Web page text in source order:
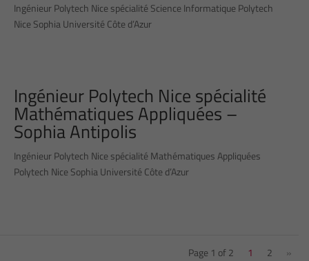
Ingénieur Polytech Nice spécialité Science Informatique Polytech
Nice Sophia Université Côte d’Azur
Ingénieur Polytech Nice spécialité
Mathématiques Appliquées –
Sophia Antipolis
Ingénieur Polytech Nice spécialité Mathématiques Appliquées
Polytech Nice Sophia Université Côte d’Azur
Page 1 of 2 1 2 »